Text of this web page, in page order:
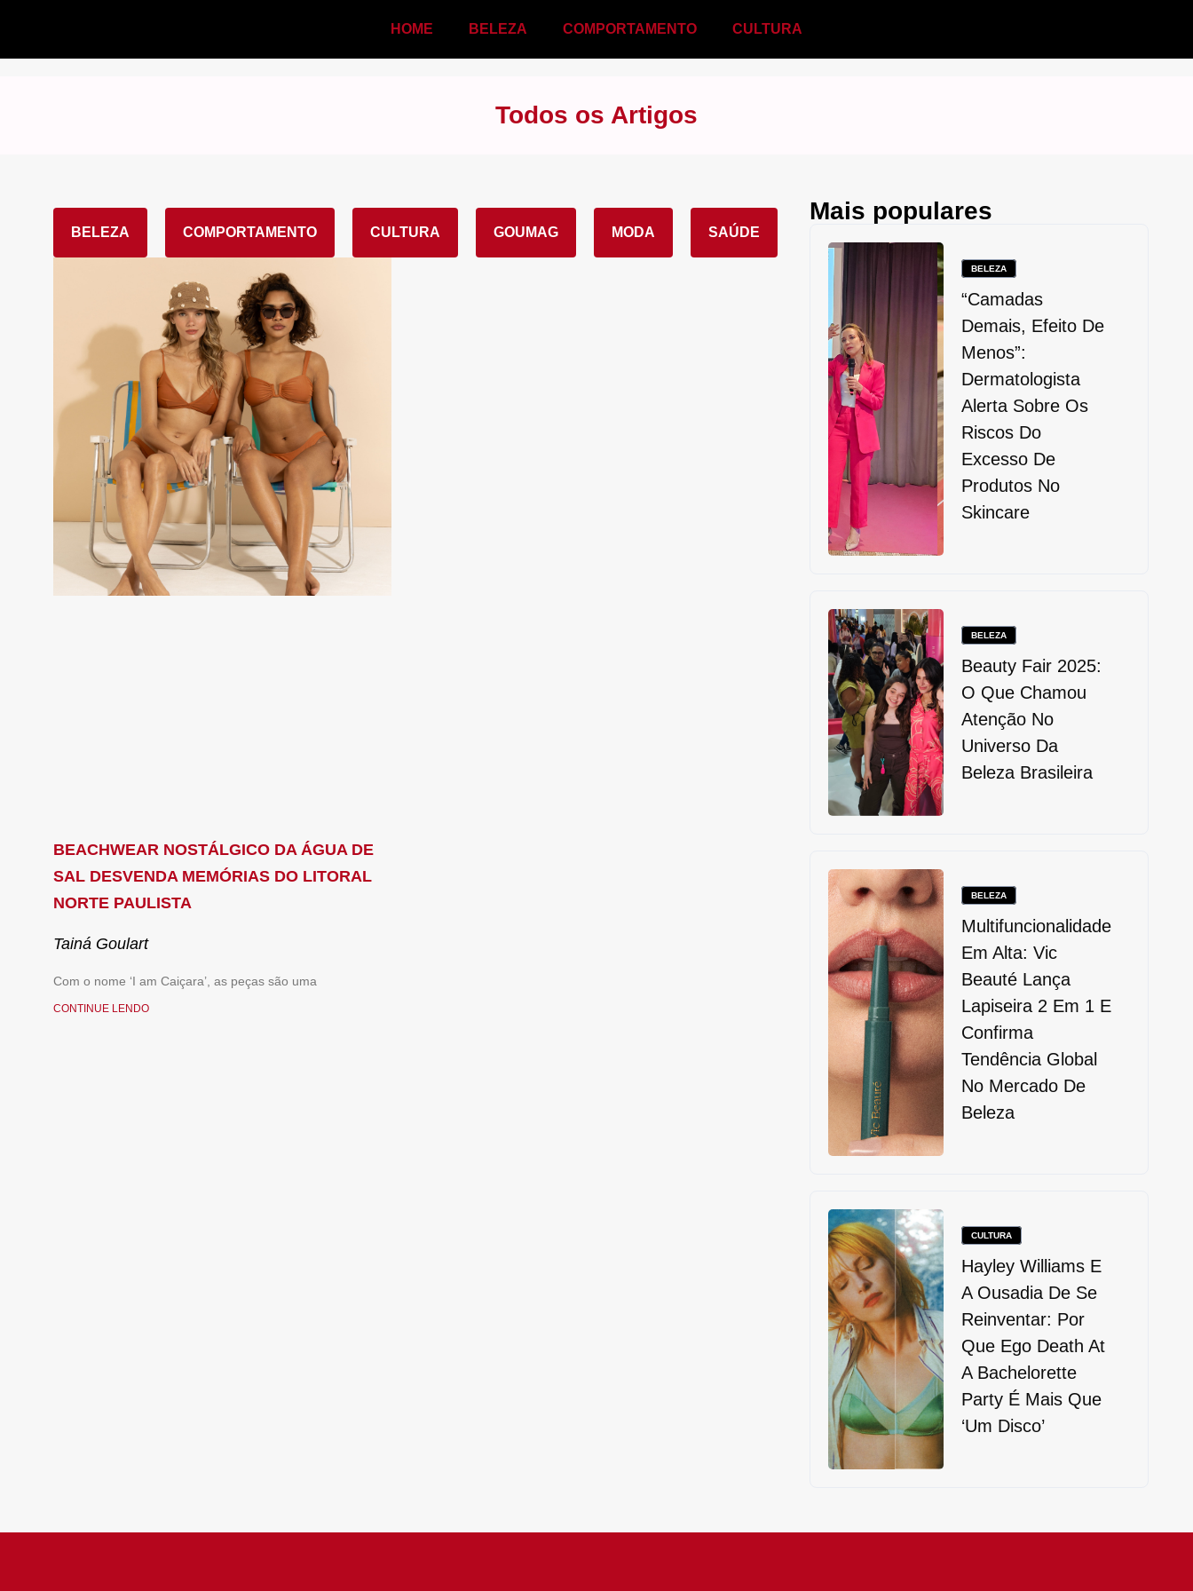
HOME BELEZA COMPORTAMENTO CULTURA
Todos os Artigos
BELEZA COMPORTAMENTO CULTURA GOUMAG MODA SAÚDE
BEACHWEAR NOSTÁLGICO DA ÁGUA DE
SAL DESVENDA MEMÓRIAS DO LITORAL
NORTE PAULISTA
Tainá Goulart
Com o nome ‘I am Caiçara’, as peças são uma
CONTINUE LENDO
Mais populares
BELEZA
“Camadas
Demais, Efeito De
Menos”:
Dermatologista
Alerta Sobre Os
Riscos Do
Excesso De
Produtos No
Skincare
BELEZA
Beauty Fair 2025:
O Que Chamou
Atenção No
Universo Da
Beleza Brasileira
BELEZA
Multifuncionalidade
Em Alta: Vic
Beauté Lança
Lapiseira 2 Em 1 E
Confirma
Tendência Global
No Mercado De
Beleza
CULTURA
Hayley Williams E
A Ousadia De Se
Reinventar: Por
Que Ego Death At
A Bachelorette
Party É Mais Que
‘um Disco’